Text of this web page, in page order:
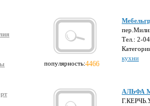
популярность:4466
Тел.: 2-
кухни
АЛЬФА